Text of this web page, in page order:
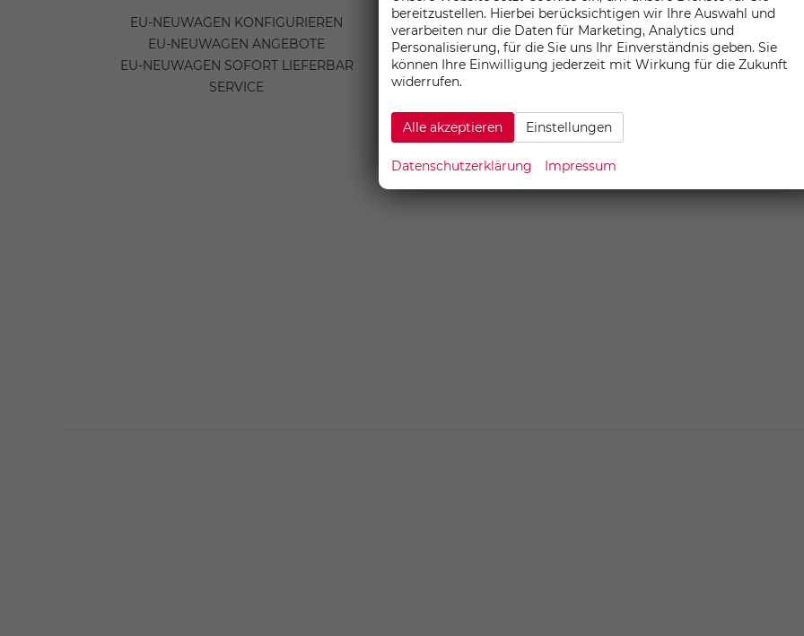
EU-NEUWAGEN KONFIGURIEREN
EU-NEUWAGEN ANGEBOTE
EU-NEUWAGEN SOFORT LIEFERBAR
SERVICE
INFORMATION
ANSPRECHPARTNER
ANFAHRT
bereitzustellen. Hierbei berücksichtigen wir Ihre Auswahl und
verarbeiten nur die Daten für Marketing, Analytics und
Personalisierung, für die Sie uns Ihr Einverständnis geben. Sie
können Ihre Einwilligung jederzeit mit Wirkung für die Zukunft
widerrufen.
Alle akzeptieren Einstellungen
Datenschutzerklärung Impressum